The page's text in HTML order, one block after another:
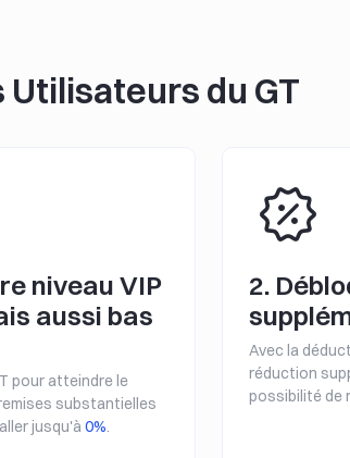
du GT
niveau VIP
aussi bas
pour atteindre le
substantielles
jusqu'à 0%.
2.
Avec la
réduction
possibilité de